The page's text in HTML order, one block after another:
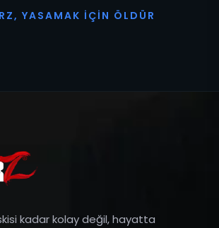
R Z, YASAMAK İ ÇI N Ö L D Ü R
kadar kolay değil, hayatta